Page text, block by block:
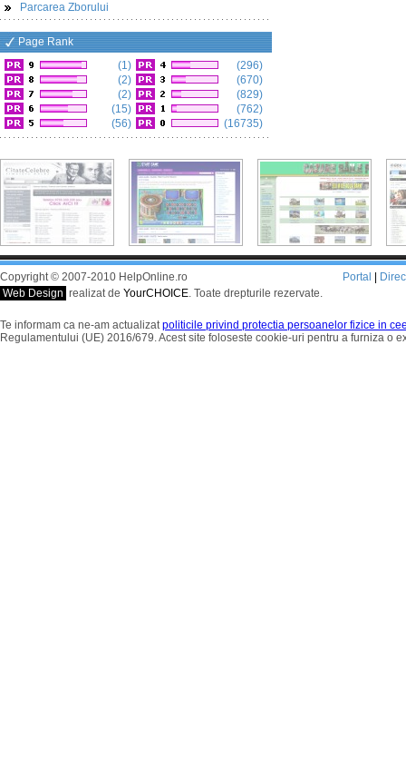
Parcarea Zborului
Page Rank
(1)
(2)
(2)
(15)
(56)
(296)
(670)
(829)
(762)
(16735)
Copyright © 2007-2010 HelpOnline.ro
Web Design realizat de YourCHOICE. Toate drepturile rezervate.
Portal
Te informam ca ne-am actualizatpoliticile privind protectia persoanelor fizice in
Regulamentului (UE) 2016/679. Acest site foloseste cookie-uri pentru a furniza o